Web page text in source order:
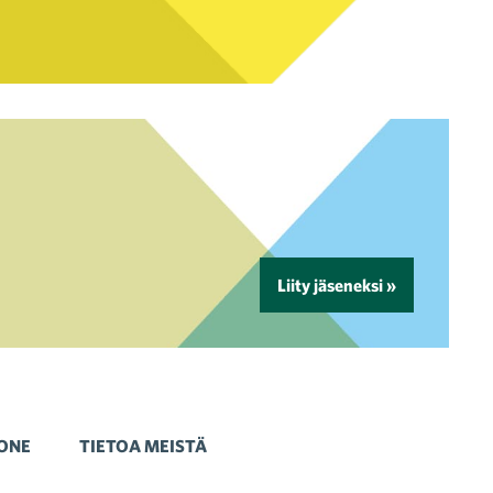
Liity jäseneksi »
TIETOA MEISTÄ